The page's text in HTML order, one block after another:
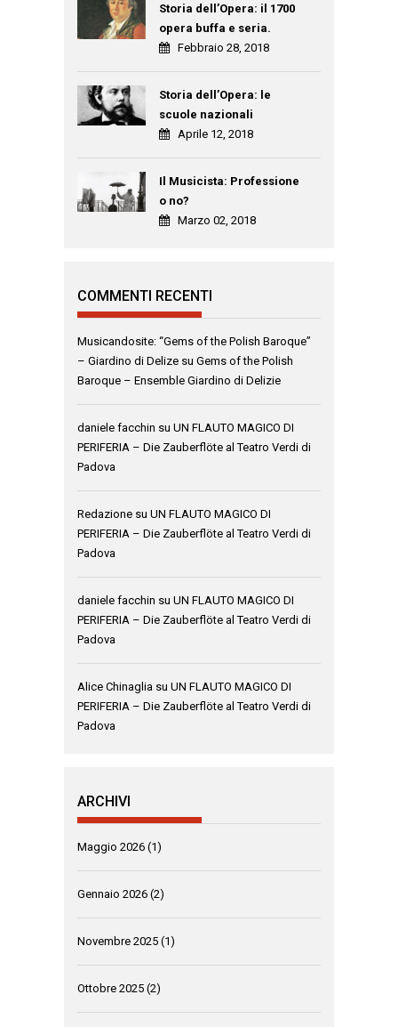
Storia dell’Opera: il 1700
opera buffa e seria.
Febbraio 28, 2018
Storia dell’Opera: le
scuole nazionali
Aprile 12, 2018
Il Musicista: Professione
o no?
Marzo 02, 2018
COMMENTI RECENTI
Musicandosite: “Gems of the Polish Baroque”
– Giardino di Delize su Gems of the Polish
Baroque – Ensemble Giardino di Delizie
daniele facchin su UN FLAUTO MAGICO DI
PERIFERIA – Die Zauberflöte al Teatro Verdi di
Padova
Redazione su UN FLAUTO MAGICO DI
PERIFERIA – Die Zauberflöte al Teatro Verdi di
Padova
daniele facchin su UN FLAUTO MAGICO DI
PERIFERIA – Die Zauberflöte al Teatro Verdi di
Padova
Alice Chinaglia su UN FLAUTO MAGICO DI
PERIFERIA – Die Zauberflöte al Teatro Verdi di
Padova
ARCHIVI
Maggio 2026 (1)
Gennaio 2026 (2)
Novembre 2025 (1)
Ottobre 2025 (2)